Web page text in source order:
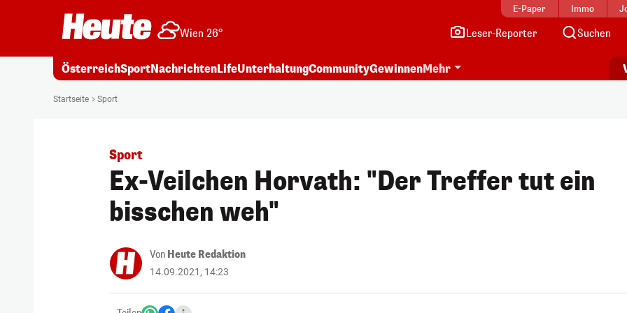
E-Paper Immo
Wien 26° Leser-Reporter Suchen
ÖsterreichSportNachrichtenLifeUnterhaltungCommunityGewinnenMehr
Startseite Sport
Sport
Ex-Veilchen Horvath: "Der Treffer tut ein
bisschen weh"
Von Heute Redaktion
14.09.2021, 14:23